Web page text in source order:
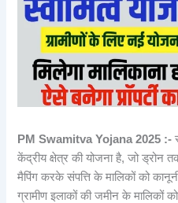
PM Swamitva Yojana 2025 :-
केंद्रीय क्षेत्र की योजना है, जो ड्रोन
मैपिंग करके संपत्ति के मालिकों को
ग्रामीण इलाकों की जमीन के मालिकों